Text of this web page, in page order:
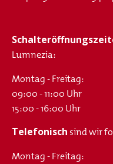
Lumnezia:
Montag - Freitag:
09:00 - 11:00 Uhr
15:00 - 16:00 Uhr
Telefonischsind wir
Montag - Freitag: